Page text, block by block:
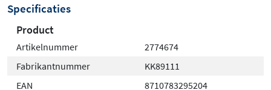
Specificaties
Product
Artikelnummer
2774674
Fabrikantnummer
KK89111
EAN
8710783295204